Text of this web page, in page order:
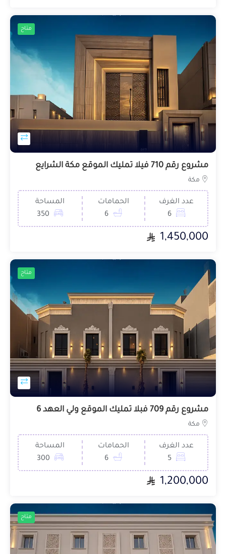
متاح
مشروع رقم 710 فيلا تمليك الموقع مكة الشرايع
مكة
عدد الغرف
6
الحمامات
6
المساحة
350
1,450,000
متاح
مشروع رقم 709 فبلا تمليك الموقع ولي العهد 6
مكة
عدد الغرف
5
الحمامات
6
المساحة
300
1,200,000
متاح